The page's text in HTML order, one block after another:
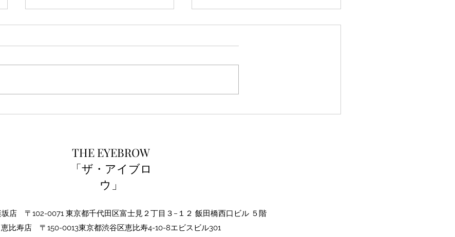
THE EYEBROW1周年☆
THE EYEBROW
「ザ・アイブロ
ウ」
店 〒102-0071 東京都千代田区富士見２丁目３−１２ 飯田橋西口ビル ５階
​恵比寿店 〒150-0013東京都渋谷区恵比寿4-10-8エビスビル301